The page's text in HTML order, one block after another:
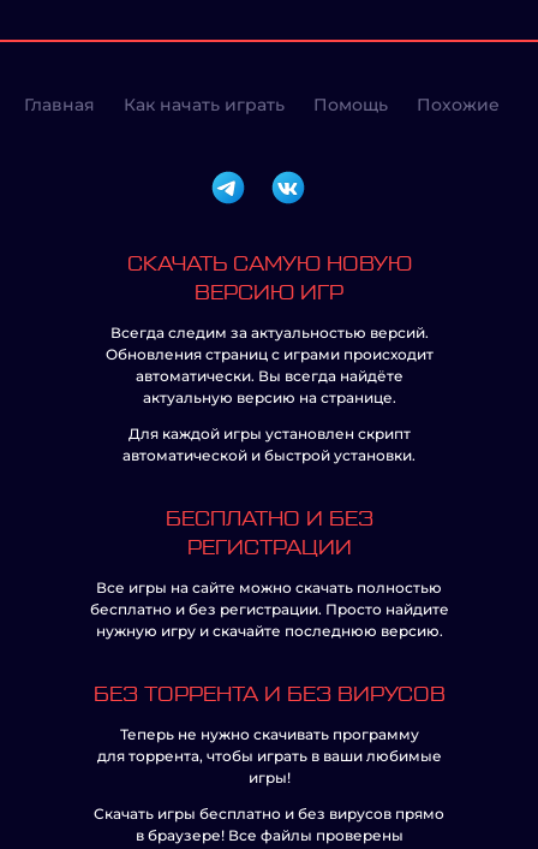
Главная Как начать играть Помощь Похожие
СКАЧАТЬ САМУЮ НОВУЮ
ВЕРСИЮ ИГР
Всегда следим за актуальностью версий.
Обновления страниц с играми происходит
автоматически. Вы всегда найдёте
актуальную версию на странице.
Для каждой игры установлен скрипт
автоматической и быстрой установки.
БЕСПЛАТНО И БЕЗ
РЕГИСТРАЦИИ
Все игры на сайте можно скачать полностью
бесплатно и без регистрации. Просто найдите
нужную игру и скачайте последнюю версию.
БЕЗ ТОРРЕНТА И БЕЗ ВИРУСОВ
Теперь не нужно скачивать программу
для торрента, чтобы играть в ваши любимые
игры!
Скачать игры бесплатно и без вирусов прямо
в браузере! Все файлы проверены